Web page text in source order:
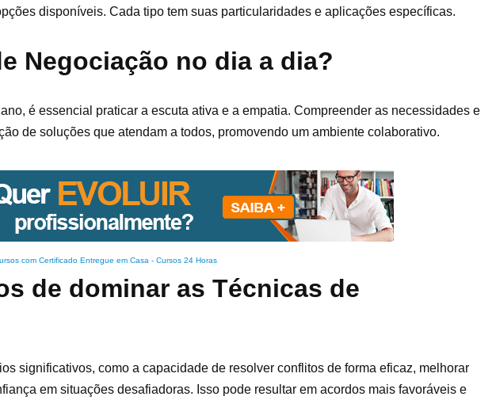
disponíveis. Cada tipo tem suas particularidades e aplicações específicas.
Negociação no dia a dia?
é essencial praticar a escuta ativa e a empatia. Compreender as necessidades e
de soluções que atendam a todos, promovendo um ambiente colaborativo.
com Certificado Entregue em Casa - Cursos 24 Horas
de dominar as Técnicas de
significativos, como a capacidade de resolver conflitos de forma eficaz, melhorar
em situações desafiadoras. Isso pode resultar em acordos mais favoráveis e